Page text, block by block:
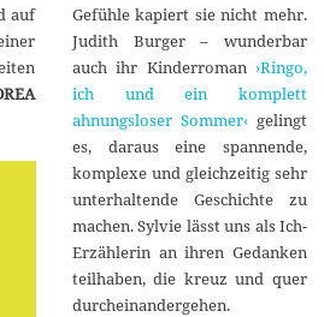
auf
Gefühle kapiert sie nicht mehr.
Judith Burger – wunderbar
auch ihr Kinderroman ›Ringo,
ich und ein komplett
ahnungsloser Sommer‹gelingt
es, daraus eine spannende,
komplexe und gleichzeitig sehr
unterhaltende Geschichte zu
machen. Sylvie lässt uns als Ich-
Erzählerin an ihren Gedanken
teilhaben, die kreuz und quer
durcheinandergehen.